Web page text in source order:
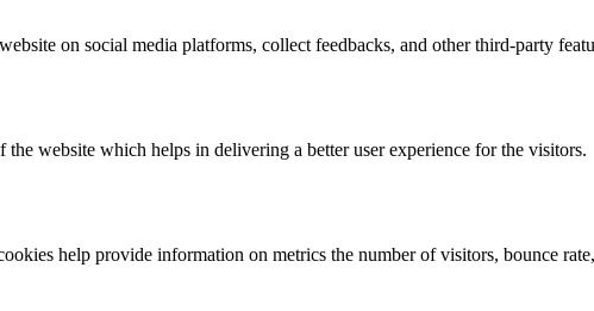
on social media platforms, collect feedbacks, and other third-party
website which helps in delivering a better user experience for the visitors.
help provide information on metrics the number of visitors, bounce